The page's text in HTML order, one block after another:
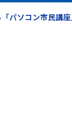
パソコン市民講座